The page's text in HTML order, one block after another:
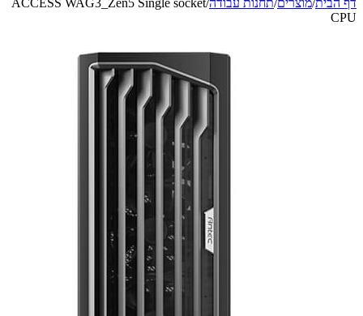
מוצרים/תחנות עבודה/
ACCESS WAG3_Zen5 Single socket